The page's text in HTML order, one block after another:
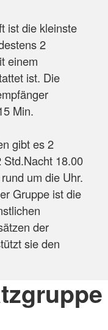
ist die kleinste
2
einem
ist. Die
Min.
gibt es 2
18.00
um die Uhr.
Gruppe ist die
der
sie den